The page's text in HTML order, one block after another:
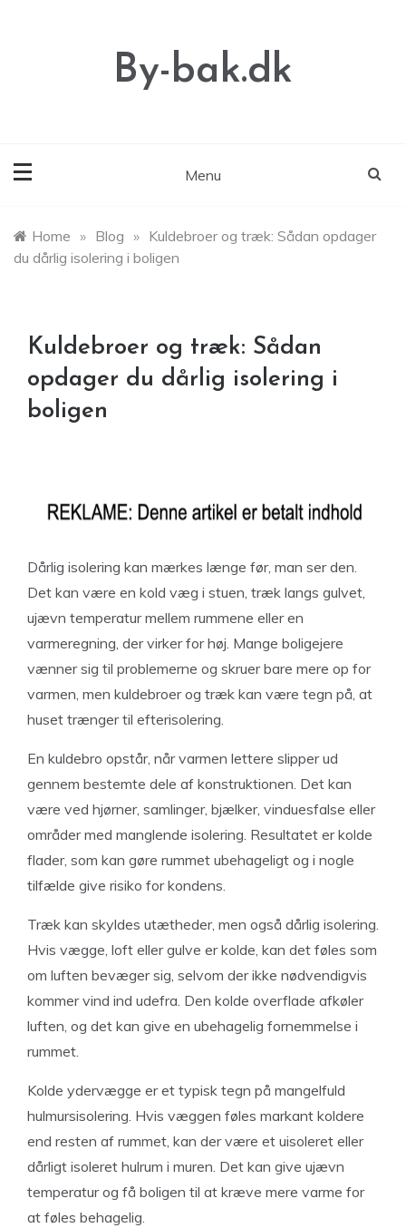
By-bak.dk
Menu
Home » Blog » Kuldebroer og træk: Sådan opdager
du dårlig isolering i boligen
Kuldebroer og træk: Sådan
opdager du dårlig isolering i
boligen
Dårlig isolering kan mærkes længe før, man ser den.
Det kan være en kold væg i stuen, træk langs gulvet,
ujævn temperatur mellem rummene eller en
varmeregning, der virker for høj. Mange boligejere
vænner sig til problemerne og skruer bare mere op for
varmen, men kuldebroer og træk kan være tegn på, at
huset trænger til efterisolering.
En kuldebro opstår, når varmen lettere slipper ud
gennem bestemte dele af konstruktionen. Det kan
være ved hjørner, samlinger, bjælker, vinduesfalse eller
områder med manglende isolering. Resultatet er kolde
flader, som kan gøre rummet ubehageligt og i nogle
tilfælde give risiko for kondens.
Træk kan skyldes utætheder, men også dårlig isolering.
Hvis vægge, loft eller gulve er kolde, kan det føles som
om luften bevæger sig, selvom der ikke nødvendigvis
kommer vind ind udefra. Den kolde overflade afkøler
luften, og det kan give en ubehagelig fornemmelse i
rummet.
Kolde ydervægge er et typisk tegn på mangelfuld
hulmursisolering. Hvis væggen føles markant koldere
end resten af rummet, kan der være et uisoleret eller
dårligt isoleret hulrum i muren. Det kan give ujævn
temperatur og få boligen til at kræve mere varme for
at føles behagelig.